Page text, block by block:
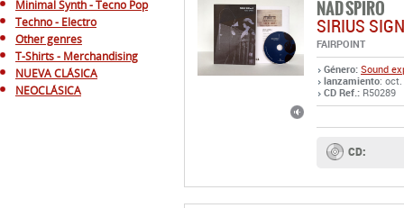
Minimal Synth - Tecno Pop
Techno - Electro
Other genres
T-Shirts - Merchandising
NUEVA CLÁSICA
NEOCLÁSICA
NAD SPIRO
SIRIUS
FAIRPOINT
Género: Sound
lanzamiento: oct.
CD Ref.: R50289
CD: